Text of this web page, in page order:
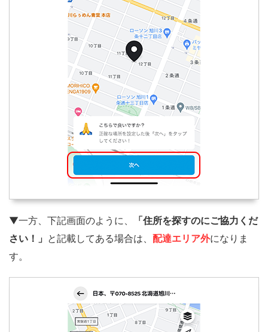
▼一方、下記画面のように、
「住所を探すのにご協力くだ
さい！」 と記載してある場合は、 配達エリア外になりま
す。